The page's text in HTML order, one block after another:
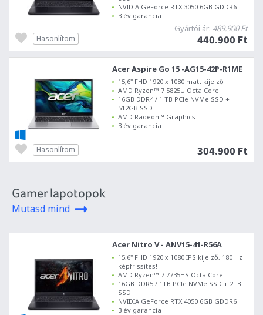
NVIDIA GeForce RTX 3050 6GB GDDR6
3 év garancia
Gyártói ár: 489.900 Ft
440.900 Ft
Hasonlítom
Acer Aspire Go 15 -AG15-42P-R1ME
15,6" FHD 1920 x 1080 matt kijelző
AMD Ryzen™ 7 5825U Octa Core
16GB DDR4 / 1 TB PCIe NVMe SSD +
512GB SSD
AMD Radeon™ Graphics
3 év garancia
304.900 Ft
Hasonlítom
Gamer lapotopok
Mutasd mind
Acer Nitro V - ANV15-41-R56A
15,6" FHD 1920 x 1080 IPS kijelző, 180 Hz
képfrissítés!
AMD Ryzen™ 7 7735HS Octa Core
16GB DDR5 / 1TB PCIe NVMe SSD + 2TB
SSD
NVIDIA GeForce RTX 4050 6GB GDDR6
3 év garancia